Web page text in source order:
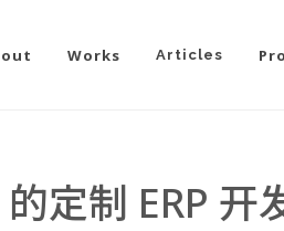
Works Articles
定制 ERP 开